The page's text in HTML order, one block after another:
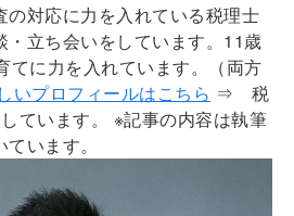
の対応に力を入れている税理士
・立ち会いをしています。11歳
てに力を入れています。（両方
いプロフィールはこちら ⇒ 税
ています。 ※記事の内容は執筆
います。